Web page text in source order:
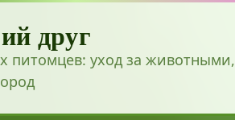
друг
питомцев: уход за животными,